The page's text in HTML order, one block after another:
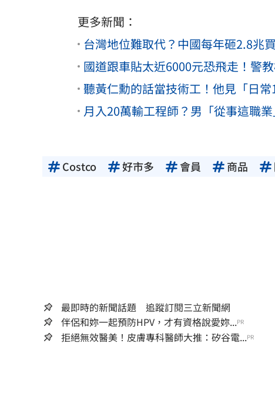
更多新聞：
台灣地位難取代？中國每年砸2.8
國道跟車貼太近6000元恐飛走！警
聽黃仁勳的話當技術工！他見「日
月入20萬輸工程師？男「從事這職
Costco 好市多 會員 商品
最即時的新聞話題 追蹤訂閱三立新聞網
伴侶和妳一起預防HPV，才有資格說愛妳...PR
拒絕無效醫美！皮膚專科醫師大推：矽谷電...PR